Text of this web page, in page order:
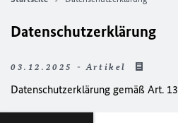
Datenschutzerklärung
03.12.2025 - Artikel
Datenschutzerklärung gemäß Art. 13